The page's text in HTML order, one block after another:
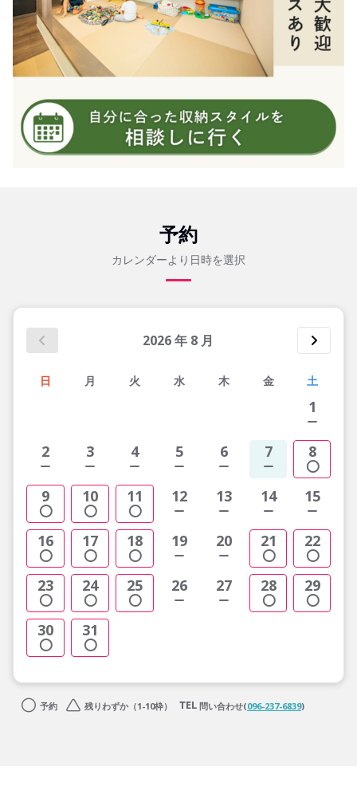
予約
カレンダーより日時を選択
2026年 8 月
日 月 火 水 木 金 土
1
2 3 4 5 6 7 8
9 10 11 12 13 14 15
16 17 18 19 20 21 22
23 24 25 26 27 28 29
30 31
予約 残りわずか（1-10枠） 問い合わせ(096-237-6839)